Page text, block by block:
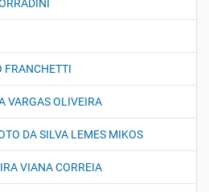
FRANCHETTI
VARGAS OLIVEIRA
DA SILVA LEMES MIKOS
VIANA CORREIA